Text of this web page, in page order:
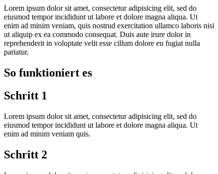
Lorem ipsum dolor sit amet, consectetur adipisicing elit, sed do
eiusmod tempor incididunt ut labore et dolore magna aliqua. Ut
enim ad minim veniam, quis nostrud exercitation ullamco laboris nisi
ut aliquip ex ea commodo consequat. Duis aute irure dolor in
reprehenderit in voluptate velit esse cillum dolore eu fugiat nulla
pariatur.
So funktioniert es
Schritt 1
Lorem ipsum dolor sit amet, consectetur adipisicing elit, sed do
eiusmod tempor incididunt ut labore et dolore magna aliqua. Ut
enim ad minim veniam quis.
Schritt 2